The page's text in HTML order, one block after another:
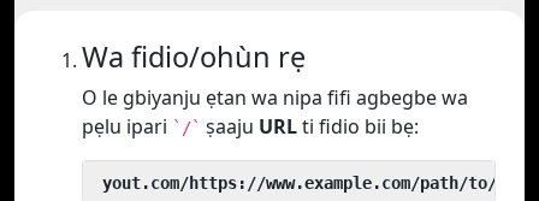
Wa fidio/ohùn rẹ
O le gbiyanju ẹtan wa nipa fifi agbegbe wa
pẹlu ipari `/` ṣaaju URLti fidio bii bẹ:
yout.com/https://www.example.com/path/to/